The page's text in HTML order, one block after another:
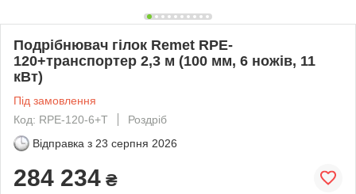
Подрібнювач гілок Remet RPE-
120+транспортер 2,3 м (100 мм, 6 ножів, 11
кВт)
Під замовлення
Код: RPE-120-6+Т
Роздріб
Відправка з 23 серпня 2026
284 234 ₴